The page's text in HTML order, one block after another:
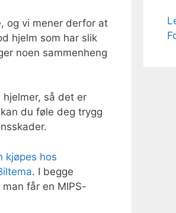
og vi mener derfor at
hjelm som har slik
noen sammenheng
så det er
du føle deg trygg
kjøpes hos
. I begge
får en MIPS-